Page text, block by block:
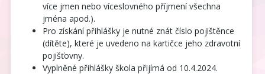
více jmen nebo víceslovného příjmení všechna
jména apod.).
Pro získání přihlášky je nutné znát číslo pojištěnce
(dítěte), které je uvedeno na kartičce jeho zdravotní
pojišťovny.
Vyplněné přihlášky škola přijímá od 10.4.2024.